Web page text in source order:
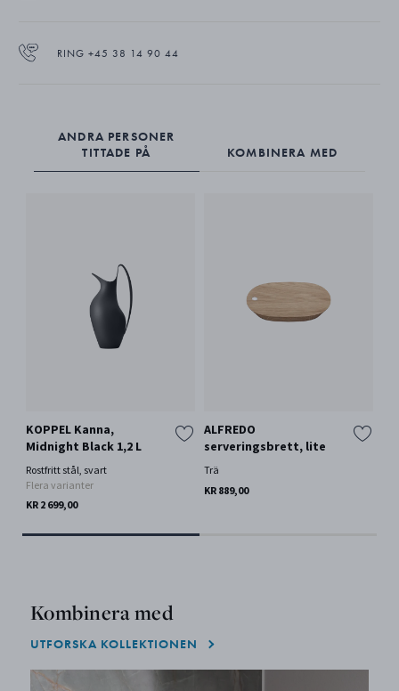
RING +45 38 14 90 44
ANDRA PERSONER
TITTADE PÅ
KOMBINERA MED
KOPPEL Kanna,
Midnight Black 1,2 L
Rostfritt stål, svart
Flera varianter
KR 2 699,00
ALFREDO
serveringsbrett, lite
Trä
KR 889,00
Kombinera med
UTFORSKA KOLLEKTIONEN